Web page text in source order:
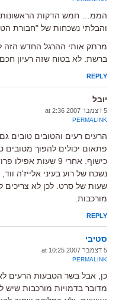
הממ… חמש הדקות הראשונות
והבלתי נשכחות של "חבורת
מרתק אותי ההרגל החדש הזה
ברשת. לא בטוח שזה רעיון חכם
REPLY
יובל
5 דצמבר 2007 at 2:36
PERMALINK
הרעים רעים והטובים
פתאום יכולים להפוך מטובים
כישוף. אחרי 9
שעות של סרט. לכן לא צריכים
מורכבות.
REPLY
סטיבי
5 דצמבר 2007 at 10:25
PERMALINK
כן, אבל בשר הטבעות הרעים
מדובר בדמויות מורכבות שיש